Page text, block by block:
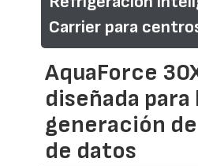
Carrier para
AquaForce
diseñada para
generación
de datos